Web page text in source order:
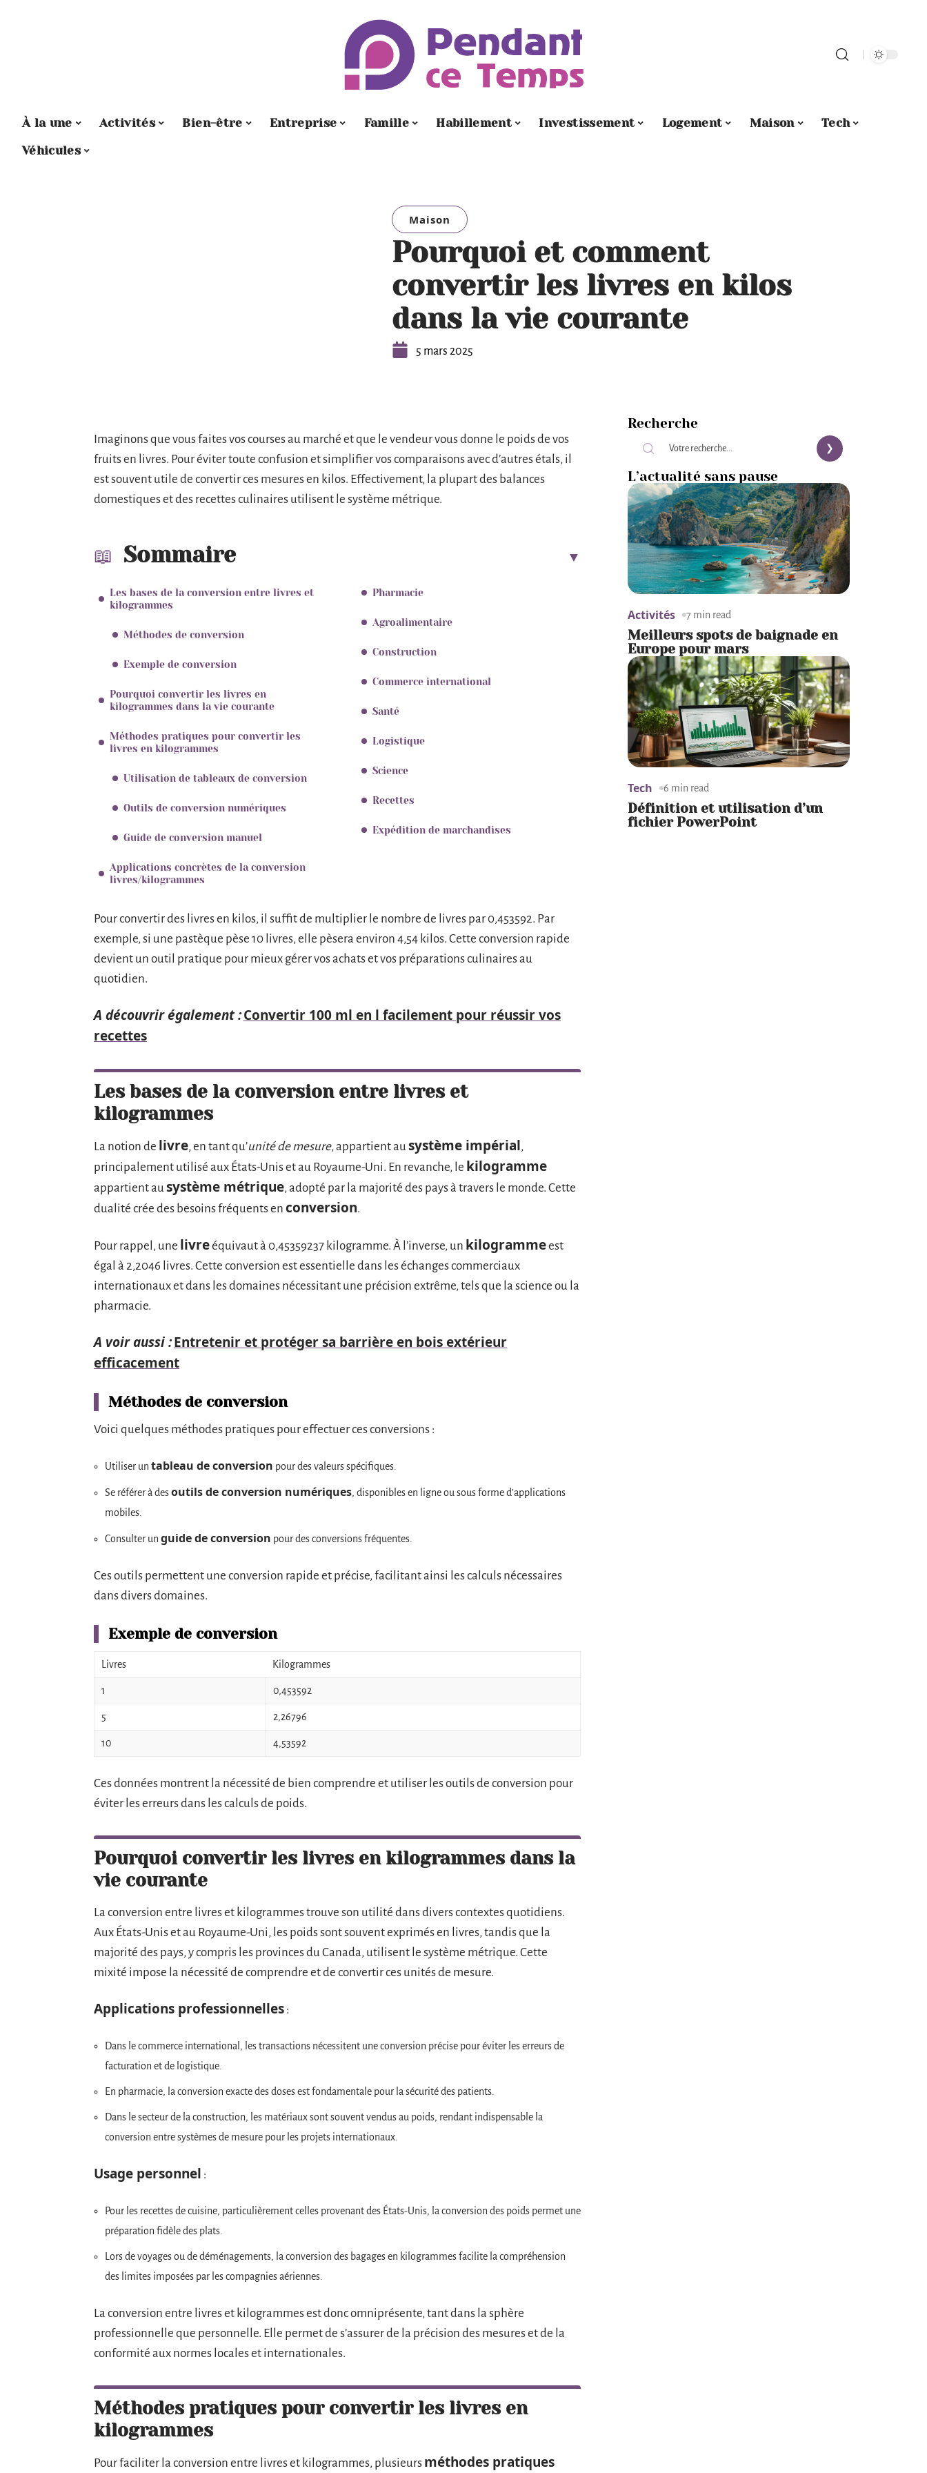
À la une Activités Bien-être Entreprise Famille Habillement Investissement Logement Maison
Tech
Véhicules
Maison
Pourquoi et comment
convertir les livres en kilos
dans la vie courante
5 mars 2025
Imaginons que vous faites vos courses au marché et que le vendeur vous donne le poids de vos
fruits en livres. Pour éviter toute confusion et simplifier vos comparaisons avec d’autres étals, il
est souvent utile de convertir ces mesures en kilos. Effectivement, la plupart des balances
domestiques et des recettes culinaires utilisent le système métrique.
Sommaire
Les bases de la conversion entre livres et
kilogrammes
Méthodes de conversion
Exemple de conversion
Pourquoi convertir les livres en
kilogrammes dans la vie courante
Méthodes pratiques pour convertir les
livres en kilogrammes
Utilisation de tableaux de conversion
Outils de conversion numériques
Guide de conversion manuel
Applications concrètes de la conversion
livres/kilogrammes
Pharmacie
Agroalimentaire
Construction
Commerce international
Santé
Logistique
Science
Recettes
Expédition de marchandises
Pour convertir des livres en kilos, il suffit de multiplier le nombre de livres par 0,453592. Par
exemple, si une pastèque pèse 10 livres, elle pèsera environ 4,54 kilos. Cette conversion rapide
devient un outil pratique pour mieux gérer vos achats et vos préparations culinaires au
quotidien.
A découvrir également :Convertir 100 ml en l facilement pour réussir vos
recettes
Les bases de la conversion entre livres et
kilogrammes
La notion de livre, en tant qu’unité de mesure, appartient ausystème impérial,
principalement utilisé aux États-Unis et au Royaume-Uni. En revanche, le kilogramme
appartient ausystème métrique, adopté par la majorité des pays à travers le monde. Cette
dualité crée des besoins fréquents en conversion.
Pour rappel, une livreéquivaut à 0,45359237 kilogramme. À l’inverse, un kilogrammeest
égal à 2,2046 livres. Cette conversion est essentielle dans les échanges commerciaux
internationaux et dans les domaines nécessitant une précision extrême, tels que la science ou la
pharmacie.
A voir aussi :Entretenir et protéger sa barrière en bois extérieur
efficacement
Méthodes de conversion
Voici quelques méthodes pratiques pour effectuer ces conversions :
Utiliser un tableau de conversion pour des valeurs spécifiques.
Se référer à desoutils de conversion numériques, disponibles en ligne ou sous forme d’applications
mobiles.
Consulter un guide de conversion pour des conversions fréquentes.
Ces outils permettent une conversion rapide et précise, facilitant ainsi les calculs nécessaires
dans divers domaines.
Exemple de conversion
Livres Kilogrammes
1 0,453592
5 2,26796
10 4,53592
Ces données montrent la nécessité de bien comprendre et utiliser les outils de conversion pour
éviter les erreurs dans les calculs de poids.
Pourquoi convertir les livres en kilogrammes dans la
vie courante
La conversion entre livres et kilogrammes trouve son utilité dans divers contextes quotidiens.
Aux États-Unis et au Royaume-Uni, les poids sont souvent exprimés en livres, tandis que la
majorité des pays, y compris les provinces du Canada, utilisent le système métrique. Cette
mixité impose la nécessité de comprendre et de convertir ces unités de mesure.
Applications professionnelles :
Dans le commerce international, les transactions nécessitent une conversion précise pour éviter les erreurs de
facturation et de logistique.
En pharmacie, la conversion exacte des doses est fondamentale pour la sécurité des patients.
Dans le secteur de la construction, les matériaux sont souvent vendus au poids, rendant indispensable la
conversion entre systèmes de mesure pour les projets internationaux.
Usage personnel :
Pour les recettes de cuisine, particulièrement celles provenant des États-Unis, la conversion des poids permet une
préparation fidèle des plats.
Lors de voyages ou de déménagements, la conversion des bagages en kilogrammes facilite la compréhension
des limites imposées par les compagnies aériennes.
La conversion entre livres et kilogrammes est donc omniprésente, tant dans la sphère
professionnelle que personnelle. Elle permet de s’assurer de la précision des mesures et de la
conformité aux normes locales et internationales.
Méthodes pratiques pour convertir les livres en
kilogrammes
Pour faciliter la conversion entre livres et kilogrammes, plusieurs méthodes pratiques
Recherche
L’actualité sans pause
Activités 7 min read
Meilleurs spots de baignade en
Europe pour mars
Tech 6 min read
Définition et utilisation d’un
fichier PowerPoint